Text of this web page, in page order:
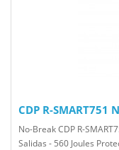
CDP R-SMART751
No-Break CDP R-
Salidas - 560 Joules